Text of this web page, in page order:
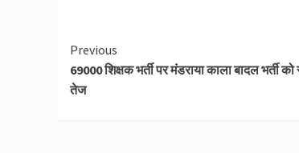
Continue
Reading
Previous
69000 शिक्षक भर्ती पर मंडराया काला बादल भर्ती को
तेज